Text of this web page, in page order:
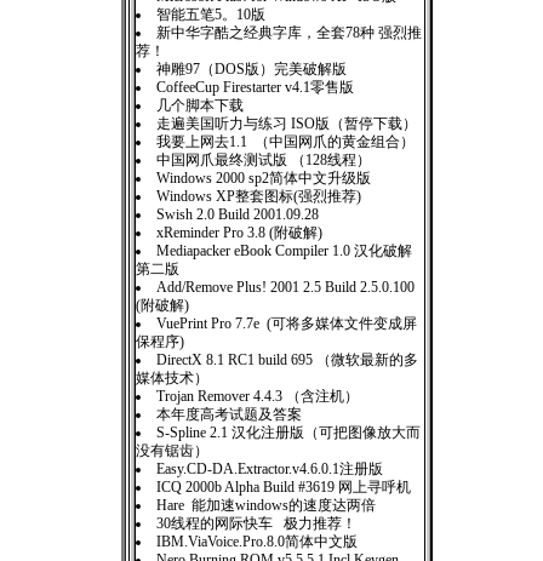
智能五笔5。10版
新中华字酷之经典字库，全套78种 强烈推
荐！
神雕97（DOS版）完美破解版
CoffeeCup Firestarter v4.1零售版
几个脚本下载
走遍美国听力与练习 ISO版（暂停下载）
我要上网去1.1 （中国网爪的黄金组合）
中国网爪最终测试版 （128线程）
Windows 2000 sp2简体中文升级版
Windows XP整套图标(强烈推荐)
Swish 2.0 Build 2001.09.28
xReminder Pro 3.8 (附破解)
Mediapacker eBook Compiler 1.0 汉化破解
第二版
Add/Remove Plus! 2001 2.5 Build 2.5.0.100
(附破解)
VuePrint Pro 7.7e (可将多媒体文件变成屏
保程序)
DirectX 8.1 RC1 build 695 （微软最新的多
媒体技术）
Trojan Remover 4.4.3 （含注机）
本年度高考试题及答案
S-Spline 2.1 汉化注册版（可把图像放大而
没有锯齿）
Easy.CD-DA.Extractor.v4.6.0.1注册版
ICQ 2000b Alpha Build #3619 网上寻呼机
Hare 能加速windows的速度达两倍
30线程的网际快车 极力推荐！
IBM.ViaVoice.Pro.8.0简体中文版